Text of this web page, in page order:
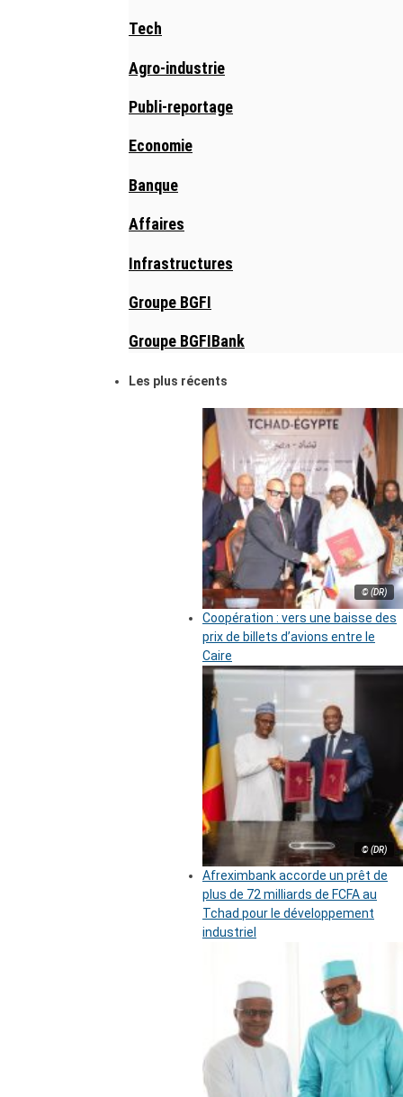
Tech
Agro-industrie
Publi-reportage
Economie
Banque
Affaires
Infrastructures
Groupe BGFI
Groupe BGFIBank
Les plus récents
© (DR)
Coopération : vers une baisse des
prix de billets d’avions entre le
Caire
© (DR)
Afreximbank accorde un prêt de
plus de 72 milliards de FCFA au
Tchad pour le développement
industriel